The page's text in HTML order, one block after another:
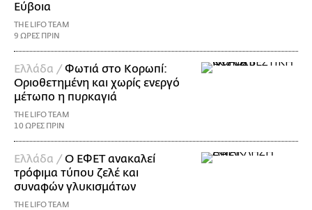
Εύβοια
THE LIFO TEAM
9 ΩΡΕΣ ΠΡΙΝ
Ελλάδα /Φωτιά στο Κορωπί:
Οριοθετημένη και χωρίς ενεργό
μέτωπο η πυρκαγιά
THE LIFO TEAM
10 ΩΡΕΣ ΠΡΙΝ
Ελλάδα /Ο ΕΦΕΤ ανακαλεί
τρόφιμα τύπου ζελέ και
συναφών γλυκισμάτων
THE LIFO TEAM